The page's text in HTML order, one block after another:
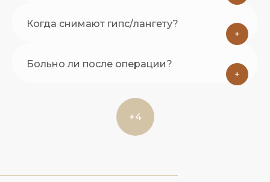
Когда снимают гипс/лангету?
+
Больно ли после операции?
+
+4